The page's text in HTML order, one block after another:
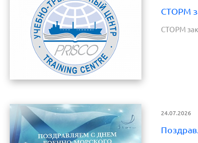
СТОРМ
СТОРМ
24.07.2026